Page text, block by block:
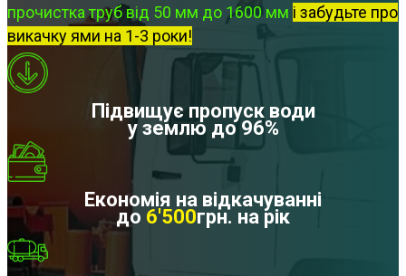
прочистка труб від 50 мм до 1600 мм і забудьте про
викачку ями на 1-3 роки!
Підвищує пропуск води
у землю до 96%
Економія на відкачуванні
до 6'500грн. на рік